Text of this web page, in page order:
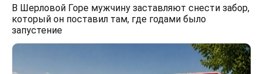
В Шерловой Горе мужчину заставляют снести забор,
который он поставил там, где годами было
запустение